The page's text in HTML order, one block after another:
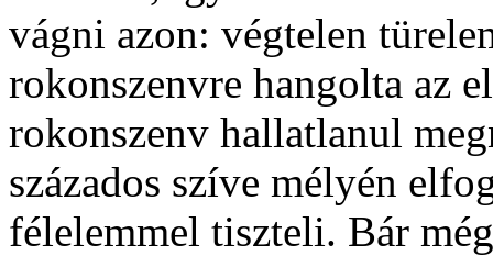
vágni azon: végtelen
rokonszenvre hangolta az
rokonszenv hallatlanul
százados szíve mélyén
félelemmel tiszteli. Bár